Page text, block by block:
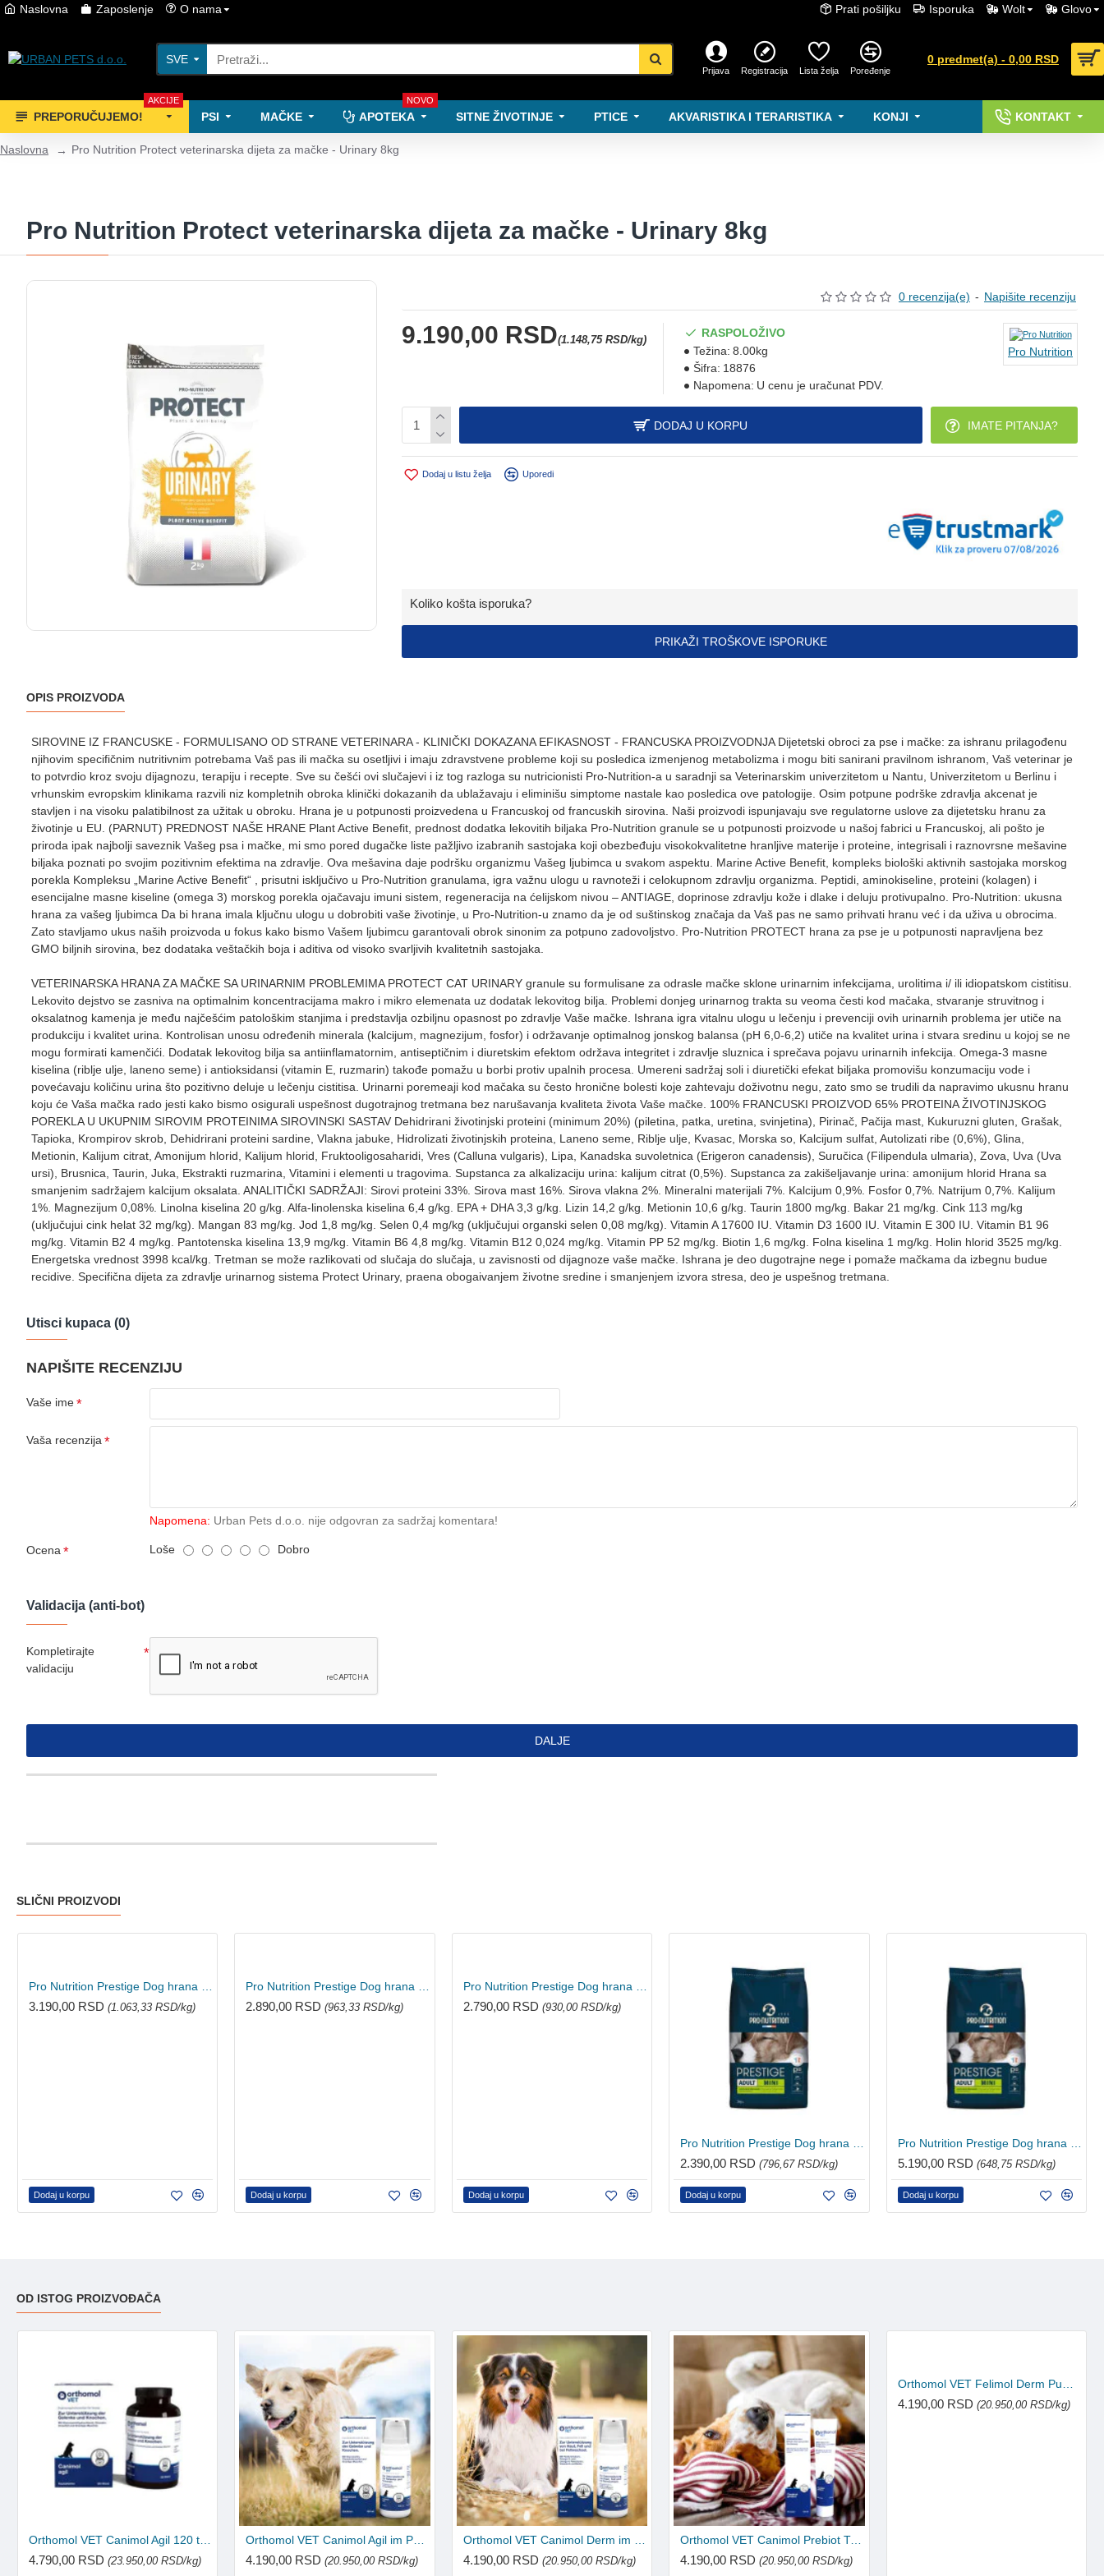
Naslovna Zaposlenje O nama Prati pošiljku Isporuka Wolt Glovo
SVE
Prijava Registracija Lista želja Poređenje
0 predmet(a) - 0,00 RSD
PREPORUČUJEMO!
AKCIJE
PSI MAČKE APOTEKA
NOVO
SITNE ŽIVOTINJE PTICE AKVARISTIKA I TERARISTIKA KONJI KONTAKT
Naslovna Pro Nutrition Protect veterinarska dijeta za mačke - Urinary 8kg
Pro Nutrition Protect veterinarska dijeta za mačke - Urinary 8kg
0 recenzija(e) - Napišite recenziju
9.190,00 RSD(1.148,75 RSD/kg)
RASPOLOŽIVO
Težina: 8.00kg
Šifra: 18876
Napomena: U cenu je uračunat PDV.
Pro Nutrition
DODAJ U KORPU IMATE PITANJA?
Dodaj u listu želja Uporedi
Koliko košta isporuka?
PRIKAŽI TROŠKOVE ISPORUKE
OPIS PROIZVODA
SIROVINE IZ FRANCUSKE - FORMULISANO OD STRANE VETERINARA - KLINIČKI DOKAZANA EFIKASNOST - FRANCUSKA PROIZVODNJA Dijetetski obroci za pse i mačke: za ishranu prilagođenu
njihovim specifičnim nutritivnim potrebama Vaš pas ili mačka su osetljivi i imaju zdravstvene probleme koji su posledica izmenjenog metabolizma i mogu biti sanirani pravilnom ishranom, Vaš veterinar je
to potvrdio kroz svoju dijagnozu, terapiju i recepte. Sve su češći ovi slučajevi i iz tog razloga su nutricionisti Pro-Nutrition-a u saradnji sa Veterinarskim univerzitetom u Nantu, Univerzitetom u Berlinu i
vrhunskim evropskim klinikama razvili niz kompletnih obroka klinički dokazanih da ublažavaju i eliminišu simptome nastale kao posledica ove patologije. Osim potpune podrške zdravlja akcenat je
stavljen i na visoku palatibilnost za užitak u obroku. Hrana je u potpunosti proizvedena u Francuskoj od francuskih sirovina. Naši proizvodi ispunjavaju sve regulatorne uslove za dijetetsku hranu za
životinje u EU. (PARNUT) PREDNOST NAŠE HRANE Plant Active Benefit, prednost dodatka lekovitih biljaka Pro-Nutrition granule se u potpunosti proizvode u našoj fabrici u Francuskoj, ali pošto je
priroda ipak najbolji saveznik Vašeg psa i mačke, mi smo pored dugačke liste pažljivo izabranih sastojaka koji obezbeđuju visokokvalitetne hranljive materije i proteine, integrisali i raznovrsne mešavine
biljaka poznati po svojim pozitivnim efektima na zdravlje. Ova mešavina daje podršku organizmu Vašeg ljubimca u svakom aspektu. Marine Active Benefit, kompleks biološki aktivnih sastojaka morskog
porekla Kompleksu „Marine Active Benefit“ , prisutni isključivo u Pro-Nutrition granulama, igra važnu ulogu u ravnoteži i celokupnom zdravlju organizma. Peptidi, aminokiseline, proteini (kolagen) i
esencijalne masne kiseline (omega 3) morskog porekla ojačavaju imuni sistem, regeneracija na ćelijskom nivou – ANTIAGE, doprinose zdravlju kože i dlake i deluju protivupalno. Pro-Nutrition: ukusna
hrana za vašeg ljubimca Da bi hrana imala ključnu ulogu u dobrobiti vaše životinje, u Pro-Nutrition-u znamo da je od suštinskog značaja da Vaš pas ne samo prihvati hranu već i da uživa u obrocima.
Zato stavljamo ukus naših proizvoda u fokus kako bismo Vašem ljubimcu garantovali obrok sinonim za potpuno zadovoljstvo. Pro-Nutrition PROTECT hrana za pse je u potpunosti napravljena bez
GMO biljnih sirovina, bez dodataka veštačkih boja i aditiva od visoko svarljivih kvalitetnih sastojaka.
VETERINARSKA HRANA ZA MAČKE SA URINARNIM PROBLEMIMA PROTECT CAT URINARY granule su formulisane za odrasle mačke sklone urinarnim infekcijama, urolitima i/ ili idiopatskom cistitisu.
Lekovito dejstvo se zasniva na optimalnim koncentracijama makro i mikro elemenata uz dodatak lekovitog bilja. Problemi donjeg urinarnog trakta su veoma česti kod mačaka, stvaranje struvitnog i
oksalatnog kamenja je među najčešćim patološkim stanjima i predstavlja ozbiljnu opasnost po zdravlje Vaše mačke. Ishrana igra vitalnu ulogu u lečenju i prevenciji ovih urinarnih problema jer utiče na
produkciju i kvalitet urina. Kontrolisan unosu određenih minerala (kalcijum, magnezijum, fosfor) i održavanje optimalnog jonskog balansa (pH 6,0-6,2) utiče na kvalitet urina i stvara sredinu u kojoj se ne
mogu formirati kamenčići. Dodatak lekovitog bilja sa antiinflamatornim, antiseptičnim i diuretskim efektom održava integritet i zdravlje sluznica i sprečava pojavu urinarnih infekcija. Omega-3 masne
kiselina (riblje ulje, laneno seme) i antioksidansi (vitamin E, ruzmarin) takođe pomažu u borbi protiv upalnih procesa. Umereni sadržaj soli i diuretički efekat biljaka promovišu konzumaciju vode i
povećavaju količinu urina što pozitivno deluje u lečenju cistitisa. Urinarni poremeaji kod mačaka su često hronične bolesti koje zahtevaju doživotnu negu, zato smo se trudili da napravimo ukusnu hranu
koju će Vaša mačka rado jesti kako bismo osigurali uspešnost dugotrajnog tretmana bez narušavanja kvaliteta života Vaše mačke. 100% FRANCUSKI PROIZVOD 65% PROTEINA ŽIVOTINJSKOG
POREKLA U UKUPNIM SIROVIM PROTEINIMA SIROVINSKI SASTAV Dehidrirani životinjski proteini (minimum 20%) (piletina, patka, uretina, svinjetina), Pirinač, Pačija mast, Kukuruzni gluten, Grašak,
Tapioka, Krompirov skrob, Dehidrirani proteini sardine, Vlakna jabuke, Hidrolizati životinjskih proteina, Laneno seme, Riblje ulje, Kvasac, Morska so, Kalcijum sulfat, Autolizati ribe (0,6%), Glina,
Metionin, Kalijum citrat, Amonijum hlorid, Kalijum hlorid, Fruktooligosaharidi, Vres (Calluna vulgaris), Lipa, Kanadska suvoletnica (Erigeron canadensis), Suručica (Filipendula ulmaria), Zova, Uva (Uva
ursi), Brusnica, Taurin, Juka, Ekstrakti ruzmarina, Vitamini i elementi u tragovima. Supstanca za alkalizaciju urina: kalijum citrat (0,5%). Supstanca za zakišeljavanje urina: amonijum hlorid Hrana sa
smanjenim sadržajem kalcijum oksalata. ANALITIČKI SADRŽAJI: Sirovi proteini 33%. Sirova mast 16%. Sirova vlakna 2%. Mineralni materijali 7%. Kalcijum 0,9%. Fosfor 0,7%. Natrijum 0,7%. Kalijum
1%. Magnezijum 0,08%. Linolna kiselina 20 g/kg. Alfa-linolenska kiselina 6,4 g/kg. EPA + DHA 3,3 g/kg. Lizin 14,2 g/kg. Metionin 10,6 g/kg. Taurin 1800 mg/kg. Bakar 21 mg/kg. Cink 113 mg/kg
(uključujui cink helat 32 mg/kg). Mangan 83 mg/kg. Jod 1,8 mg/kg. Selen 0,4 mg/kg (uključujui organski selen 0,08 mg/kg). Vitamin A 17600 IU. Vitamin D3 1600 IU. Vitamin E 300 IU. Vitamin B1 96
mg/kg. Vitamin B2 4 mg/kg. Pantotenska kiselina 13,9 mg/kg. Vitamin B6 4,8 mg/kg. Vitamin B12 0,024 mg/kg. Vitamin PP 52 mg/kg. Biotin 1,6 mg/kg. Folna kiselina 1 mg/kg. Holin hlorid 3525 mg/kg.
Energetska vrednost 3998 kcal/kg. Tretman se može razlikovati od slučaja do slučaja, u zavisnosti od dijagnoze vaše mačke. Ishrana je deo dugotrajne nege i pomaže mačkama da izbegnu budue
recidive. Specifična dijeta za zdravlje urinarnog sistema Protect Urinary, praena obogaivanjem životne sredine i smanjenjem izvora stresa, deo je uspešnog tretmana.
Utisci kupaca (0)
NAPIŠITE RECENZIJU
Vaše ime
Vaša recenzija
Napomena: Urban Pets d.o.o. nije odgovran za sadržaj komentara!
Ocena Loše Dobro
Validacija (anti-bot)
Kompletirajte
validaciju
DALJE
SLIČNI PROIZVODI
Pro Nutrition Prestige Dog hrana za pse - Mini Puppy 3kg
3.190,00 RSD (1.063,33 RSD/kg)
Dodaj u korpu
Pro Nutrition Prestige Dog hrana za pse - Mini Light Sterilised 3kg
2.890,00 RSD(963,33 RSD/kg)
Dodaj u korpu
Pro Nutrition Prestige Dog hrana za pse - All sizes Exigent 3kg
2.790,00 RSD (930,00 RSD/kg)
Dodaj u korpu
2.390,00 RSD(796,67 RSD/kg)
Dodaj u korpu
5.190,00 RSD (648,75 RSD/kg)
Dodaj u korpu
OD ISTOG PROIZVOĐAČA
Orthomol VET Canimol Agil 120 tableta
4.790,00 RSD (23.950,00 RSD/kg)
Orthomol VET Canimol Agil im Pumpspender 100ml
4.190,00 RSD(20.950,00 RSD/kg)
Orthomol VET Canimol Derm im Pumpspender 100ml
4.190,00 RSD (20.950,00 RSD/kg)
Orthomol VET Canimol Prebiot Tube 100ml
4.190,00 RSD(20.950,00 RSD/kg)
4.190,00 RSD (20.950,00 RSD/kg)